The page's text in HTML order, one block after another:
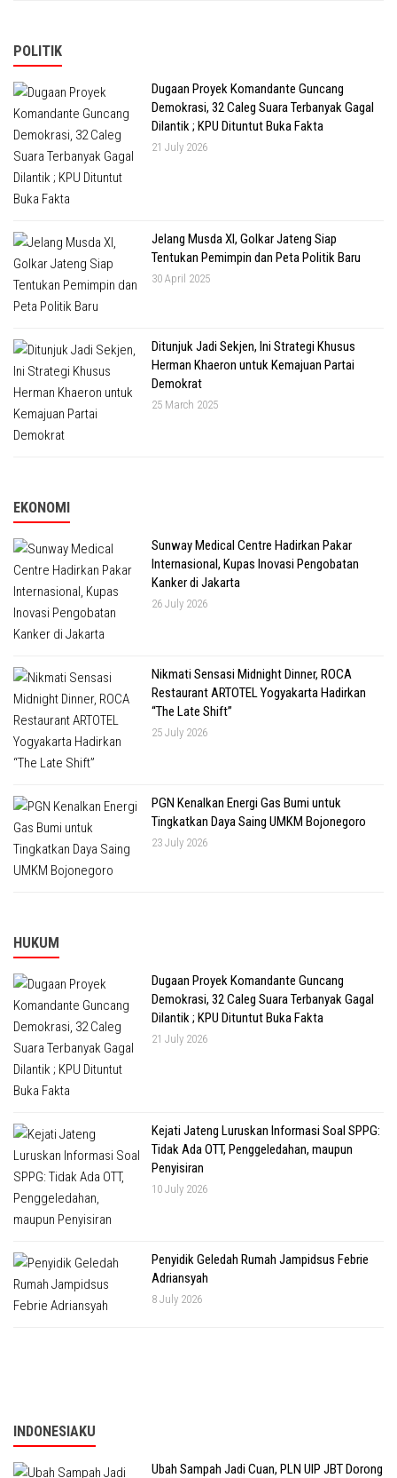
POLITIK
Dugaan Proyek Komandante Guncang
Demokrasi, 32 Caleg Suara Terbanyak Gagal
Dilantik ; KPU Dituntut Buka Fakta
21 July 2026
Jelang Musda XI, Golkar Jateng Siap
Tentukan Pemimpin dan Peta Politik Baru
30 April 2025
Ditunjuk Jadi Sekjen, Ini Strategi Khusus
Herman Khaeron untuk Kemajuan Partai
Demokrat
25 March 2025
EKONOMI
Sunway Medical Centre Hadirkan Pakar
Internasional, Kupas Inovasi Pengobatan
Kanker di Jakarta
26 July 2026
Nikmati Sensasi Midnight Dinner, ROCA
Restaurant ARTOTEL Yogyakarta Hadirkan
“The Late Shift”
25 July 2026
PGN Kenalkan Energi Gas Bumi untuk
Tingkatkan Daya Saing UMKM Bojonegoro
23 July 2026
HUKUM
Dugaan Proyek Komandante Guncang
Demokrasi, 32 Caleg Suara Terbanyak Gagal
Dilantik ; KPU Dituntut Buka Fakta
21 July 2026
Kejati Jateng Luruskan Informasi Soal SPPG:
Tidak Ada OTT, Penggeledahan, maupun
Penyisiran
10 July 2026
Penyidik Geledah Rumah Jampidsus Febrie
Adriansyah
8 July 2026
INDONESIAKU
Ubah Sampah Jadi Cuan, PLN UIP JBT Dorong